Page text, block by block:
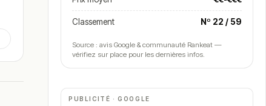
Classement Nº 22 / 59
Source : avis Google & communauté Rankeat —
vérifiez sur place pour les dernières infos.
PUBLICITÉ · GOOGLE